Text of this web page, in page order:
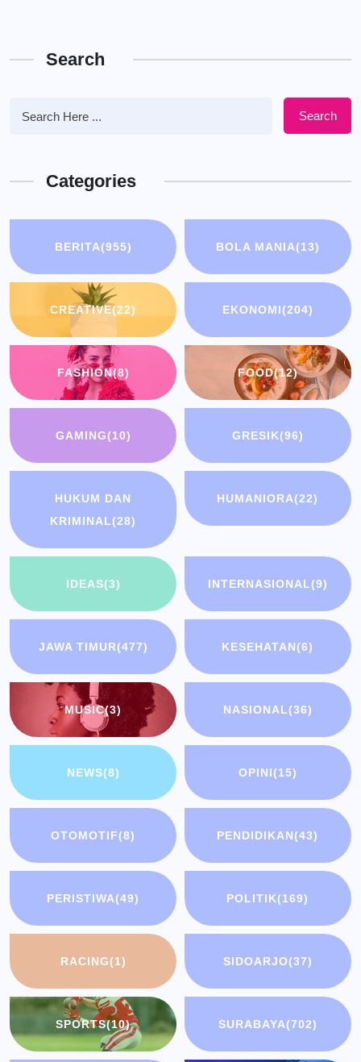
Search
Search
Categories
BERITA(955) BOLA MANIA(13)
CREATIVE(22) EKONOMI(204)
FASHION(8) FOOD(12)
GAMING(10) GRESIK(96)
HUKUM DAN
KRIMINAL(28)
HUMANIORA(22)
IDEAS(3) INTERNASIONAL(9)
JAWA TIMUR(477) KESEHATAN(6)
MUSIC(3) NASIONAL(36)
NEWS(8) OPINI(15)
OTOMOTIF(8) PENDIDIKAN(43)
PERISTIWA(49) POLITIK(169)
RACING(1) SIDOARJO(37)
SPORTS(10) SURABAYA(702)